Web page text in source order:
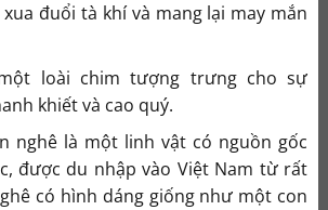
đuổi tà khí và mang lại may mắn
loài chim tượng trưng cho sự
khiết và cao quý.
nghê là một linh vật có nguồn gốc
được du nhập vào Việt Nam từ rất
có hình dáng giống như một con